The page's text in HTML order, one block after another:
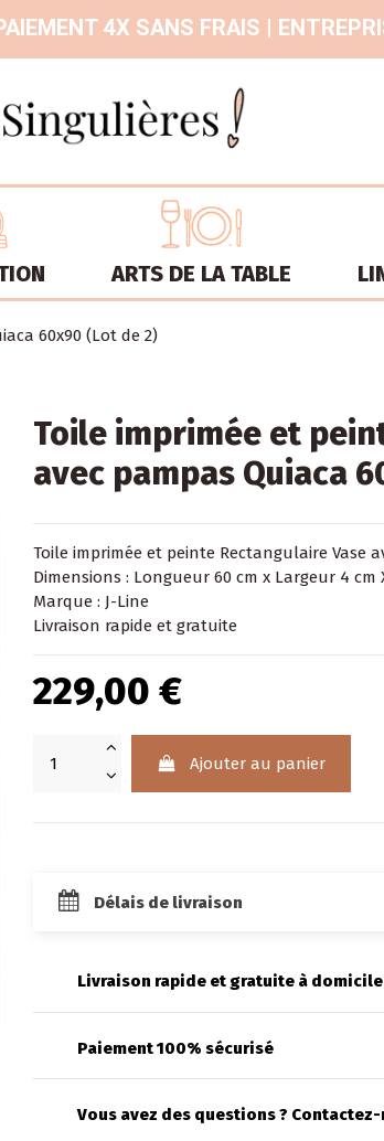
4X SANS FRAIS |
ARTS DE LA TABLE
60x90 (Lot de 2)
Toile imprimée et
avec pampas Quiaca
Toile imprimée et peinte Rectangulaire Vase
Dimensions : Longueur 60 cm x Largeur 4 cm
Marque : J-Line
Livraison rapide et gratuite
229,00 €
Ajouter au panier
Délais de livraison
Livraison rapide et gratuite à domicile
Paiement 100% sécurisé
Vous avez des questions ? Contactez-